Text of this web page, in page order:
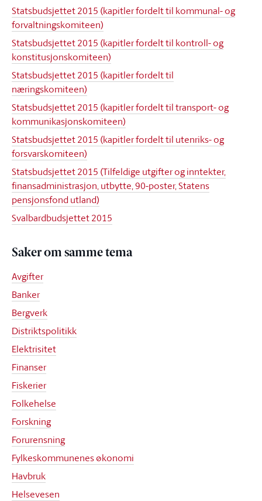
Statsbudsjettet 2015 (kapitler fordelt til kommunal- og
forvaltningskomiteen)
Statsbudsjettet 2015 (kapitler fordelt til kontroll- og
konstitusjonskomiteen)
Statsbudsjettet 2015 (kapitler fordelt til
næringskomiteen)
Statsbudsjettet 2015 (kapitler fordelt til transport- og
kommunikasjonskomiteen)
Statsbudsjettet 2015 (kapitler fordelt til utenriks- og
forsvarskomiteen)
Statsbudsjettet 2015 (Tilfeldige utgifter og inntekter,
finansadministrasjon, utbytte, 90-poster, Statens
pensjonsfond utland)
Svalbardbudsjettet 2015
Saker om samme tema
Avgifter
Banker
Bergverk
Distriktspolitikk
Elektrisitet
Finanser
Fiskerier
Folkehelse
Forskning
Forurensning
Fylkeskommunenes økonomi
Havbruk
Helsevesen